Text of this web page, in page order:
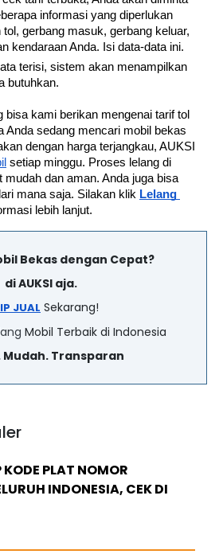
informasi yang diperlukan
gerbang masuk, gerbang keluar,
kendaraan Anda. Isi data-data ini.
terisi, sistem akan menampilkan
butuhkan.
bisa kami berikan mengenai tarif tol
Anda sedang mencari mobil bekas
dengan harga terjangkau, AUKSI
setiap minggu. Proses lelang di
dan aman. Anda juga bisa
mana saja. Silakan klik Lelang
lebih lanjut.
Bekas dengan Cepat?
di AUKSI aja.
JUAL Sekarang!
Mobil Terbaik di Indonesia
Mudah. Transparan
PLAT NOMOR
INDONESIA, CEK DI